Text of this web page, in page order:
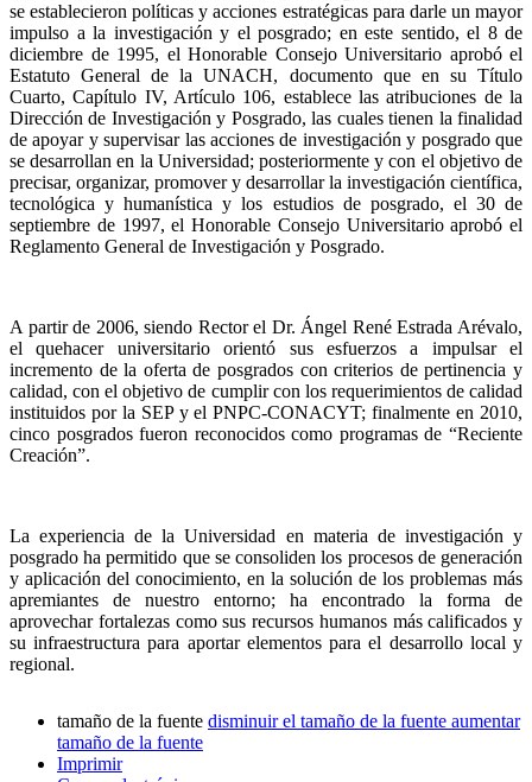
se establecieron políticas y acciones estratégicas para darle un mayor
impulso a la investigación y el posgrado; en este sentido, el 8 de
diciembre de 1995, el Honorable Consejo Universitario aprobó el
Estatuto General de la UNACH, documento que en su Título
Cuarto, Capítulo IV, Artículo 106, establece las atribuciones de la
Dirección de Investigación y Posgrado, las cuales tienen la finalidad
de apoyar y supervisar las acciones de investigación y posgrado que
se desarrollan en la Universidad; posteriormente y con el objetivo de
precisar, organizar, promover y desarrollar la investigación científica,
tecnológica y humanística y los estudios de posgrado, el 30 de
septiembre de 1997, el Honorable Consejo Universitario aprobó el
Reglamento General de Investigación y Posgrado.
A partir de 2006, siendo Rector el Dr. Ángel René Estrada Arévalo,
el quehacer universitario orientó sus esfuerzos a impulsar el
incremento de la oferta de posgrados con criterios de pertinencia y
calidad, con el objetivo de cumplir con los requerimientos de calidad
instituidos por la SEP y el PNPC-CONACYT; finalmente en 2010,
cinco posgrados fueron reconocidos como programas de “Reciente
Creación”.
La experiencia de la Universidad en materia de investigación y
posgrado ha permitido que se consoliden los procesos de generación
y aplicación del conocimiento, en la solución de los problemas más
apremiantes de nuestro entorno; ha encontrado la forma de
aprovechar fortalezas como sus recursos humanos más calificados y
su infraestructura para aportar elementos para el desarrollo local y
regional.
tamaño de la fuente disminuir el tamaño de la fuente aumentar
tamaño de la fuente
Imprimir